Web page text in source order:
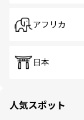
アフリカ
日本
人気スポット